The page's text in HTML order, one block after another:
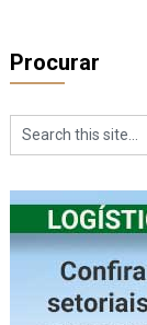
Procurar